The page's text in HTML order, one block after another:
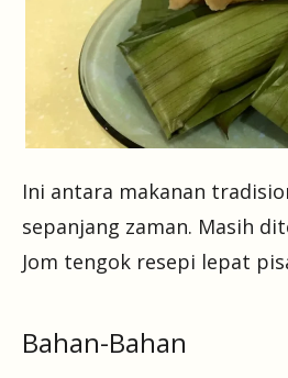
Ini antara makanan
sepanjang zaman. Masih
Jom tengok resepi lepat
Bahan-Bahan